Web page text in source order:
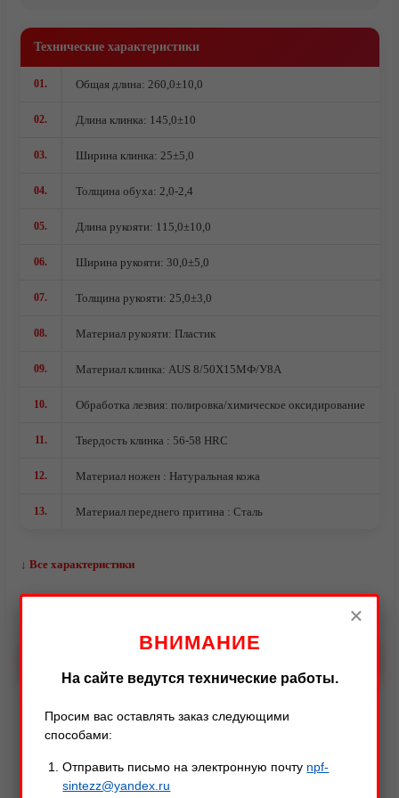
Ножи кованые из стали Х12МФ
Видео
Технические характеристики
01. Общая длина: 260,0±10,0
02. Длина клинка: 145,0±10
03. Ширина клинка: 25±5,0
04. Толщина обуха: 2,0-2,4
05. Длина рукояти: 115,0±10,0
06. Ширина рукояти: 30,0±5,0
07. Толщина рукояти: 25,0±3,0
08. Материал рукояти: Пластик
09. Материал клинка: AUS 8/50Х15МФ/У8А
10. Обработка лезвия: полировка/химическое оксидирование
11. Твердость клинка : 56-58 HRC
12. Материал ножен : Натуральная кожа
13. Материал переднего притина : Сталь
↓ Все характеристики
×
ВНИМАНИЕ
На сайте ведутся технические работы.
Просим вас оставлять заказ следующими
способами:
Отправить письмо на электронную почту npf-
sintezz@yandex.ru